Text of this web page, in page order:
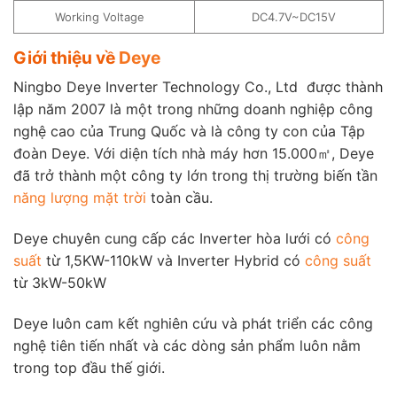
Working Voltage DC4.7V~DC15V
Giới thiệu về Deye
Ningbo Deye Inverter Technology Co., Ltd được thành
lập năm 2007 là một trong những doanh nghiệp công
nghệ cao của Trung Quốc và là công ty con của Tập
đoàn Deye. Với diện tích nhà máy hơn 15.000㎡, Deye
đã trở thành một công ty lớn trong thị trường biến tần
năng lượng mặt trời toàn cầu.
Deye chuyên cung cấp các Inverter hòa lưới có công
suất từ ​​1,5KW-110kW và Inverter Hybrid có công suất
từ 3kW-50kW
Deye luôn cam kết nghiên cứu và phát triển các công
nghệ tiên tiến nhất và các dòng sản phẩm luôn nằm
trong top đầu thế giới.